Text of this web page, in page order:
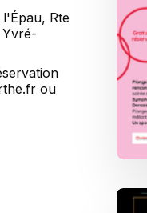
Rte
Yvré-
ou